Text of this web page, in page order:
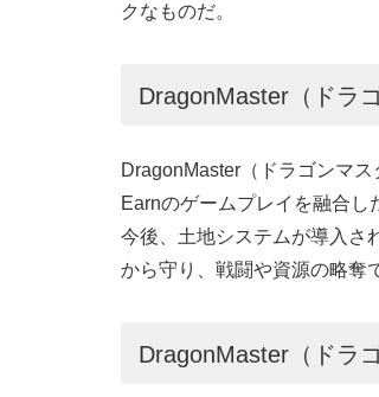
クなものだ。
DragonMaster（ドラ
DragonMaster（ドラゴンマ
Earnのゲームプレイを融合し
今後、土地システムが導入さ
から守り、戦闘や資源の略奪
DragonMaster（ドラ